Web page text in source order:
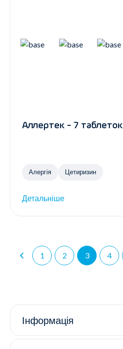
Аллертек - 7 таблеток
Алергія Цетиризин
Детальніше
1 2 3 4
Інформація